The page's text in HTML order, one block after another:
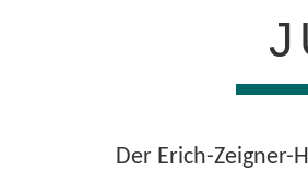
Der Erich-Zeigner-